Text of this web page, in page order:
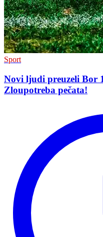
Sport
Novi ljudi preuzeli Bor
Zloupotreba pečata!